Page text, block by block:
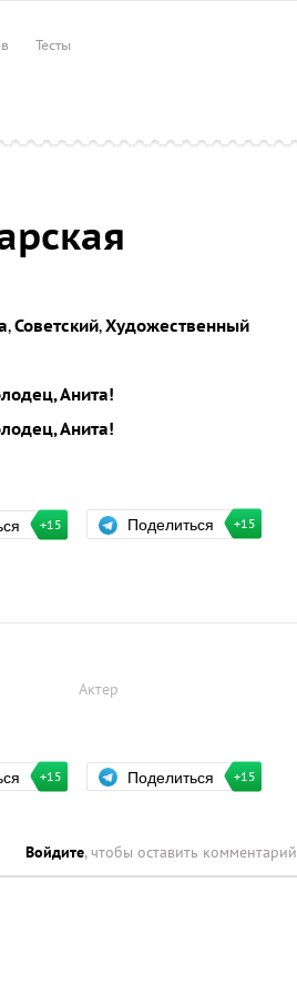
Тесты
,Советский,Художественный
Анита!
Анита!
+15 Поделиться +15
Актер
+15 Поделиться +15
Войдите, чтобы оставить комментарий